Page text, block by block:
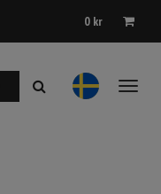
0 kr